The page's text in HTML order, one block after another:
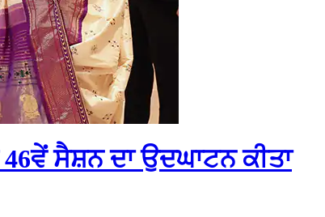
ਸੈਸ਼ਨ ਦਾ ਉਦਘਾਟਨ ਕੀਤਾ